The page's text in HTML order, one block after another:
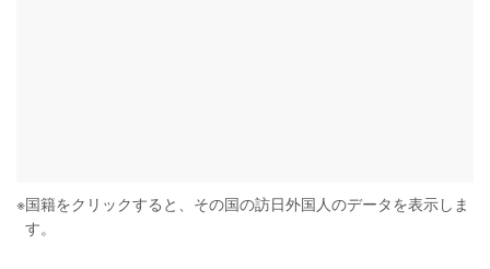
※国籍をクリックすると、その国の訪日外国人のデータを表示しま
す。